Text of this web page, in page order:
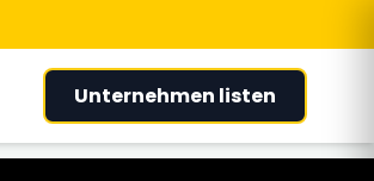
Unternehmen listen